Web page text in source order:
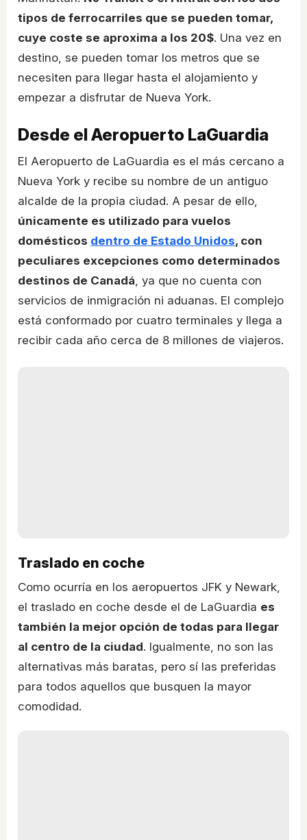
tipos de ferrocarriles que se pueden tomar,
cuye coste se aproxima a los 20$. Una vez en
destino, se pueden tomar los metros que se
necesiten para llegar hasta el alojamiento y
empezar a disfrutar de Nueva York.
Desde el Aeropuerto LaGuardia
El Aeropuerto de LaGuardia es el más cercano a
Nueva York y recibe su nombre de un antiguo
alcalde de la propia ciudad. A pesar de ello,
únicamente es utilizado para vuelos
domésticos dentro de Estado Unidos, con
peculiares excepciones como determinados
destinos de Canadá, ya que no cuenta con
servicios de inmigración ni aduanas. El complejo
está conformado por cuatro terminales y llega a
recibir cada año cerca de 8 millones de viajeros.
Traslado en coche
Como ocurría en los aeropuertos JFK y Newark,
el traslado en coche desde el de LaGuardia es
también la mejor opción de todas para llegar
al centro de la ciudad. Igualmente, no son las
alternativas más baratas, pero sí las preferidas
para todos aquellos que busquen la mayor
comodidad.